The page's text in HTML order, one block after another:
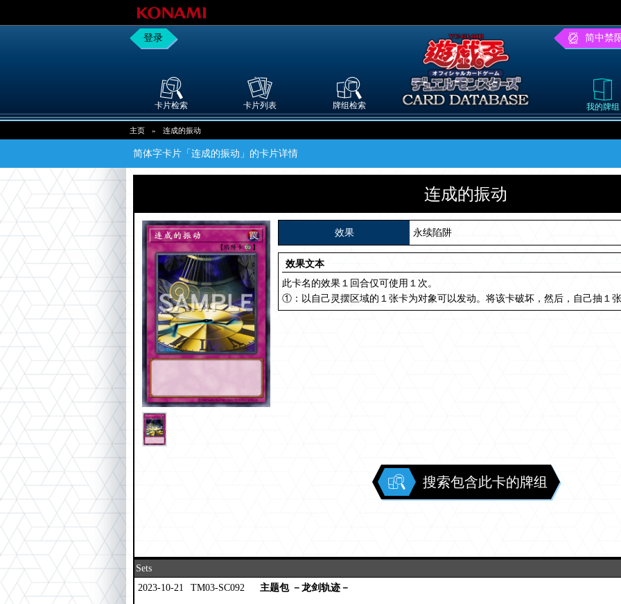
登录 简中禁
卡片检索 卡片列表 牌组检索 我的牌组
主页 » 连成的振动
简体字卡片「连成的振动」的卡片详情
连成的振动
效果 永续陷阱
效果文本
此卡名的效果１回合仅可使用１次。
①：以自己灵摆区域的１张卡为对象可以发动。将该卡破坏，然后，自己抽１
搜索包含此卡的牌组
Sets
2023-10-21
TM03-SC092 主题包 －龙剑轨迹－